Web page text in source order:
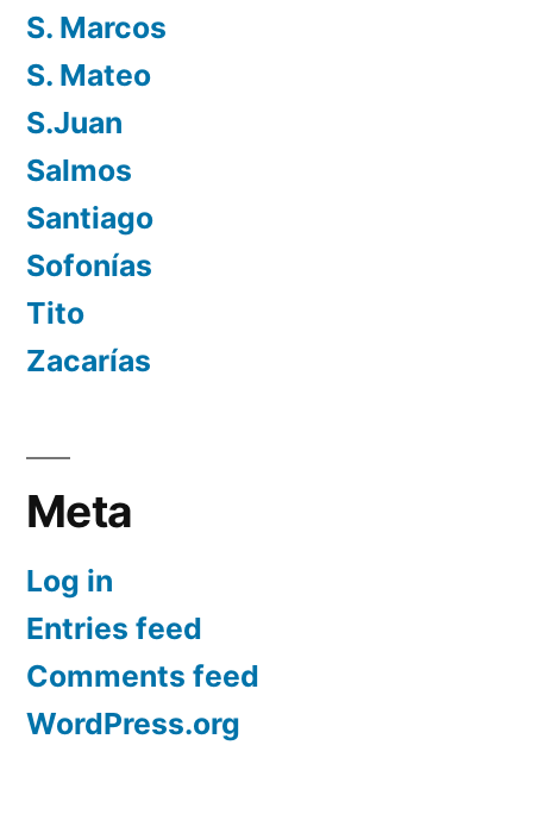
S. Marcos
S. Mateo
S.Juan
Salmos
Santiago
Sofonías
Tito
Zacarías
Meta
Log in
Entries feed
Comments feed
WordPress.org